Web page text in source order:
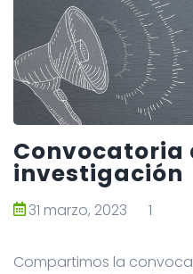
Convocatoria
investigación
31 marzo, 2023 1
Compartimos la